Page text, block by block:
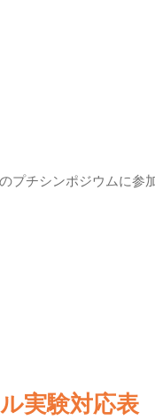
プチシンポジウムに参
実験対応表